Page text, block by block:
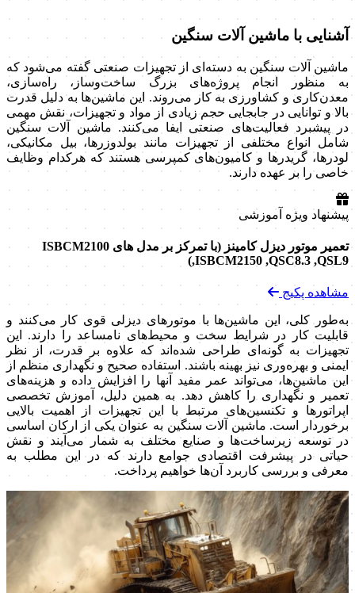
آشنایی با ماشین آلات سنگین
ماشین آلات سنگین به دسته‌ای از تجهیزات صنعتی گفته می‌شود که
به منظور انجام پروژه‌های بزرگ ساخت‌وساز، راه‌سازی،
معدن‌کاری و کشاورزی به کار می‌روند. این ماشین‌ها به دلیل قدرت
بالا و توانایی در جابجایی حجم زیادی از مواد و تجهیزات، نقش مهمی
در پیشبرد فعالیت‌های صنعتی ایفا می‌کنند. ماشین آلات سنگین
شامل انواع مختلفی از تجهیزات مانند بولدوزرها، بیل مکانیکی،
لودرها، گریدرها و کامیون‌های کمپرسی هستند که هرکدام وظایف
خاصی را بر عهده دارند.
پیشنهاد ویژه آموزشی
تعمیر موتور دیزل کامینز (با تمرکز بر مدل های ISBCM2100
,ISBCM2150 ,QSC8.3 ,QSL9)
مشاهده پکیج
به‌طور کلی، این ماشین‌ها با موتورهای دیزلی قوی کار می‌کنند و
قابلیت کار در شرایط سخت و محیط‌های نامساعد را دارند. این
تجهیزات به گونه‌ای طراحی شده‌اند که علاوه بر قدرت، از نظر
ایمنی و بهره‌وری نیز بهینه باشند. استفاده صحیح و نگهداری منظم از
این ماشین‌ها، می‌تواند عمر مفید آنها را افزایش داده و هزینه‌های
تعمیر و نگهداری را کاهش دهد. به همین دلیل، آموزش تخصصی
اپراتورها و تکنسین‌های مرتبط با این تجهیزات از اهمیت بالایی
برخوردار است. ماشین آلات سنگین به عنوان یکی از ارکان اساسی
در توسعه زیرساخت‌ها و صنایع مختلف به شمار می‌آیند و نقش
حیاتی در پیشرفت اقتصادی جوامع دارند که در این مطلب به
معرفی و بررسی کاربرد آن‌ها خواهیم پرداخت.